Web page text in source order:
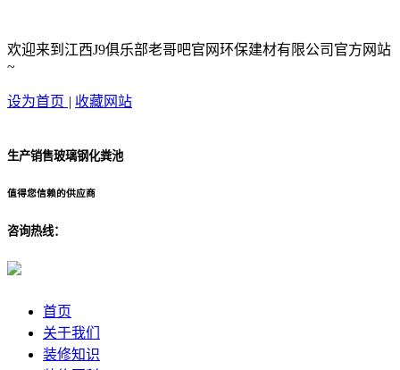
欢迎来到江西J9俱乐部老哥吧官网环保建材有限公司官方网站
~
设为首页 | 收藏网站
生产销售玻璃钢化粪池
值得您信赖的供应商
咨询热线：
首页
关于我们
装修知识